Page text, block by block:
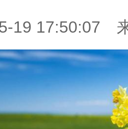
19 17:50:07